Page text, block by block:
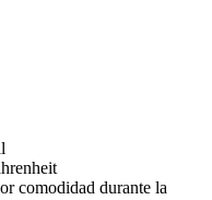
comodidad durante la